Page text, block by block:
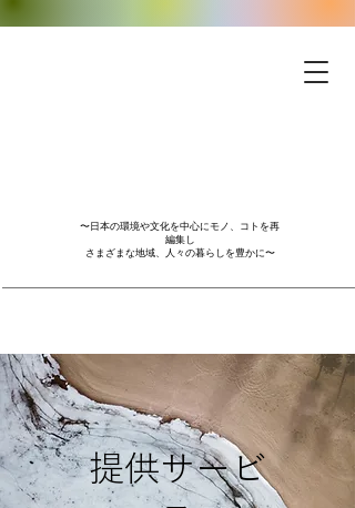
〜日本の環境や文化を中心にモノ、コトを再
編集し
さまざまな地域、人々の暮らしを豊かに〜
提供サービ